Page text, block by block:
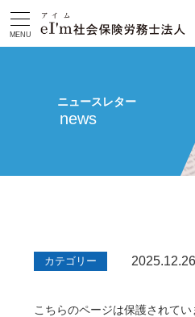
MENU
ニュースレター
news
カテゴリー 2025.12.26
こちらのページは保護されてい